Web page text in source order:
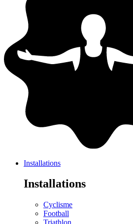
Installations
Installations
Cyclisme
Football